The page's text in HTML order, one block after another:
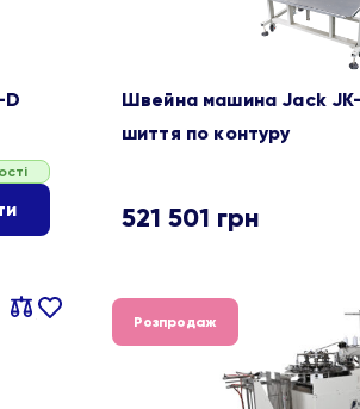
D
Швейна машина Jack
шиття по контуру
521 501 грн
Порівняти
В
Розпродаж